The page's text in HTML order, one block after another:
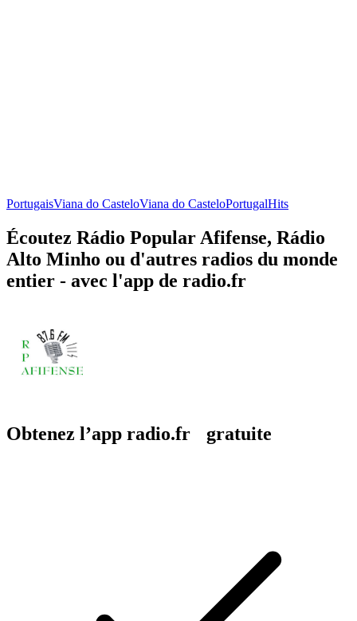
PortugaisViana do CasteloViana do CasteloPortugalHits
Écoutez Rádio Popular Afifense, Rádio
Alto Minho ou d'autres radios du monde
entier - avec l'app de radio.fr
Obtenez l’app radio.fr gratuite